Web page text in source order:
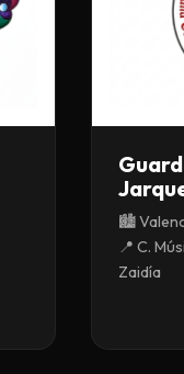
🏙️
📍 C.
Zaidía